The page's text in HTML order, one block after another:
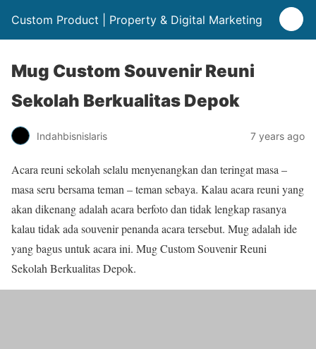
Custom Product | Property & Digital Marketing
Mug Custom Souvenir Reuni
Sekolah Berkualitas Depok
Indahbisnislaris 7 years ago
Acara reuni sekolah selalu menyenangkan dan teringat masa –
masa seru bersama teman – teman sebaya. Kalau acara reuni yang
akan dikenang adalah acara berfoto dan tidak lengkap rasanya
kalau tidak ada souvenir penanda acara tersebut. Mug adalah ide
yang bagus untuk acara ini. Mug Custom Souvenir Reuni
Sekolah Berkualitas Depok.